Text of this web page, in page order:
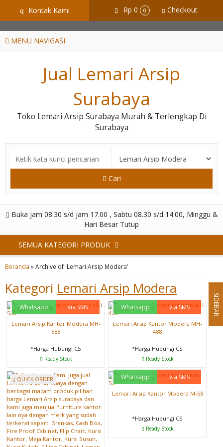
GiD8uLW6vpL7i8XJXmPR9QRyZq0s2cGcUNZ3_owToDY
q Kontak Kami Rp 0 0 Checkout
MENU NAVIGASI
Jual Lemari Arsip
Surabaya
Toko Lemari Arsip Surabaya Murah & Terlengkap Di
Surabaya
Cari
Buka jam 08.30 s/d jam 17.00 , Sabtu 08.30 s/d 14.00, Minggu &
Hari Besar Tutup
SEMUA KATEGORI PRODUK
Beranda »Archive of 'Lemari Arsip Modera'
Kategori Lemari Arsip Modera
QUICK ORDER
Whatsapp via SMS
Lemari Arsip Kantor Modera MH-
588
*Harga Hubungi CS
Ready Stock
QUICK ORDER
Whatsapp via SMS
Lemari Arsip Kantor Modera MH-
488
*Harga Hubungi CS
Ready Stock
QUICK ORDER QUICK ORDER
Whatsapp via SMS
Lemari Arsip Kantor Modera M-58
*Harga Hubungi CS
Ready Stock
SIDEBAR